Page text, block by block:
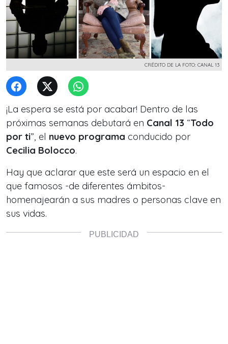
CRÉDITO DE LA FOTO: CANAL 13
¡La espera se está por acabar! Dentro de las
próximas semanas debutará en Canal 13 “Todo
por ti”, el nuevo programa conducido por
Cecilia Bolocco.
Hay que aclarar que este será un espacio en el
que famosos -de diferentes ámbitos-
homenajearán a sus madres o personas clave en
sus vidas.